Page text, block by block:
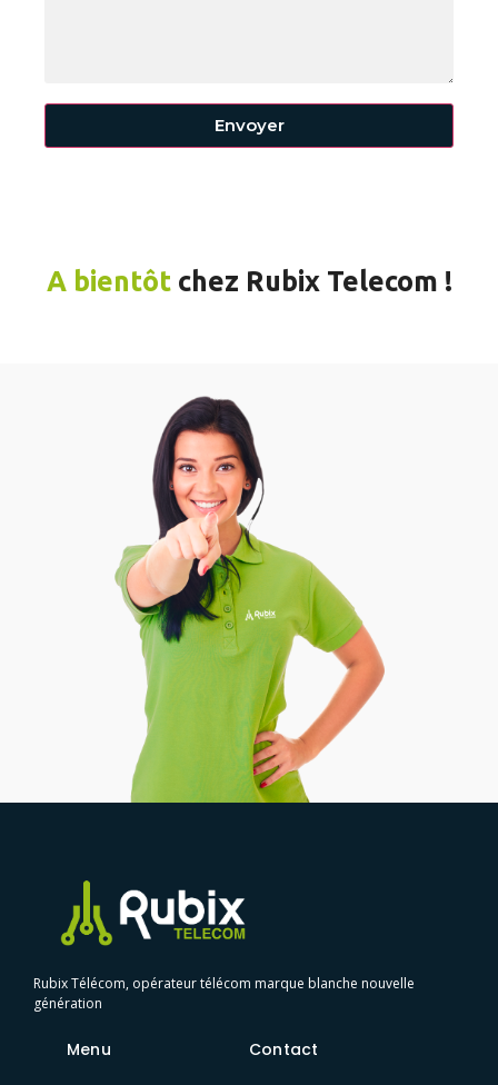
Envoyer
A bientôt chez Rubix Telecom !
Rubix Télécom, opérateur télécom marque blanche nouvelle
génération
Menu Contact